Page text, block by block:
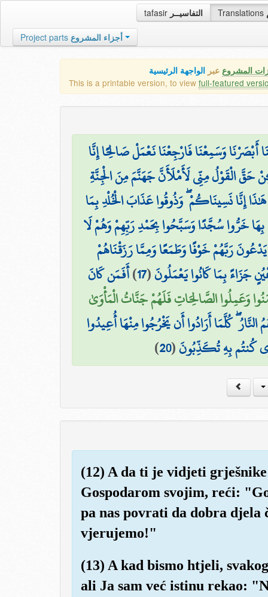
tafasir التفاسيــر Translations
Project parts أجزاء المشروع
المشروع عبر الواجهة الرئيسية
This is a printable version, to view full-featured
وَسَمِعْنَا فَارْجِعْنَا نَعْمَلْ صَالِحًا إِنَّا
حَقَّ الْقَوْلُ مِنِّي لَأَمْلَأَنَّ جَهَنَّمَ مِنَ الْجِنَّةِ
إِنَّا نَسِينَاكُمْ ۖ وَذُوقُوا عَذَابَ الْخُلْدِ بِمَا
بِهَا خَرُّوا سُجَّدًا وَسَبَّحُوا بِحَمْدِ رَبِّهِمْ وَهُمْ لَا
رَبَّهُمْ خَوْفًا وَطَمَعًا وَمِمَّا رَزَقْنَاهُمْ
جَزَاءً بِمَا كَانُوا يَعْمَلُونَ(
17
)أَفَمَن كَانَ
وَعَمِلُوا الصَّالِحَاتِ فَلَهُمْ جَنَّاتُ الْمَأْوَىٰ
النَّارُ ۖ كُلَّمَا أَرَادُوا أَن يَخْرُجُوا مِنْهَا أُعِيدُوا
كُنتُم بِهِ تُكَذِّبُونَ(
20
)
(12) A da ti je vidjeti
Gospodarom svojim, reći:
pa nas povrati da dobra djela
vjerujemo!"
(13) A kad bismo htjeli,
ali Ja sam već istinu rekao: